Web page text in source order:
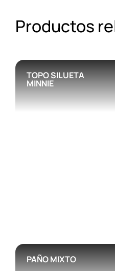
Productos
TOPO SILUETA
MINNIE
PAÑO MIXTO